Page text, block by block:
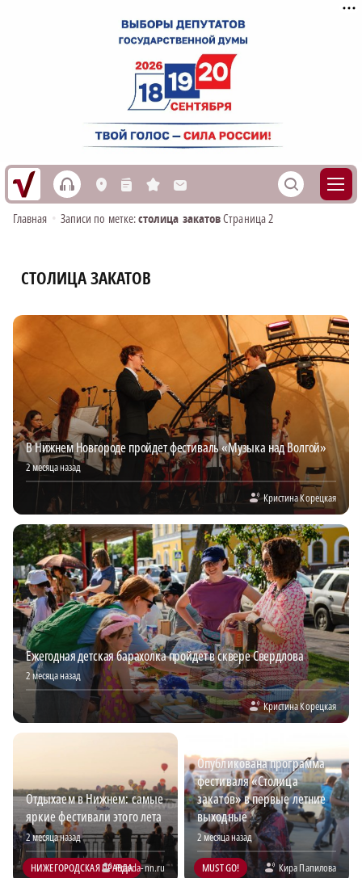
h L n s M S
Главная • Записи по метке:столица закатовСтраница 2
СТОЛИЦА ЗАКАТОВ
В Нижнем Новгороде пройдет фестиваль «Музыка над Волгой»
2 месяца назад
Кристина Корецкая
Ежегодная детская барахолка пройдет в сквере Свердлова
2 месяца назад
Кристина Корецкая
Отдыхаем в Нижнем: самые
яркие фестивали этого лета
2 месяца назад
НИЖЕГОРОДСКАЯ ПРАВДАPravda-nn.ru
Опубликована программа
фестиваля «Столица
закатов» в первые летние
выходные
2 месяца назад
MUST GO! Кира Папилова